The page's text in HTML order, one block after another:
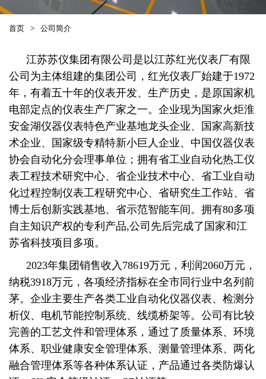
首页 > 公司简介
江苏苏仪集团有限公司是以江苏红光仪表厂有限
公司为主体组建的集团公司， 红光仪表厂始建于1972
年，有着五十年的仪表开发、生产历史，是原国家机
电部定点的仪表生产厂家之一。企业现为国家火炬淮
安金湖仪器仪表特色产业基地龙头企业、国家高新技
术企业、国家级专精特新小巨人企业、中国仪器仪表
协会自动化分会理事单位；拥有省工业自动化热工仪
表工程技术研究中心、省企业技术中心、省工业自动
化过程控制仪表工程研究中心、省研究生工作站、省
博士后创新实践基地、省示范智能车间。拥有80多项
自主知识产权的专利产品,公司先后完成了国家和江
苏省科技项目多项。
2023年集团销售收入78619万元，利润2060万元，
纳税3918万元，各项经济指标在全市同行业中名列前
茅。企业主要生产各类工业自动化仪器仪表、检测分
析仪、电机节能控制系统、线缆桥架等。公司有比较
完善的工艺文件和管理体系，通过了质量体系、环境
体系、职业健康安全管理体系、测量管理体系、两化
融合管理体系等各种体系认证，产品通过各类防爆认